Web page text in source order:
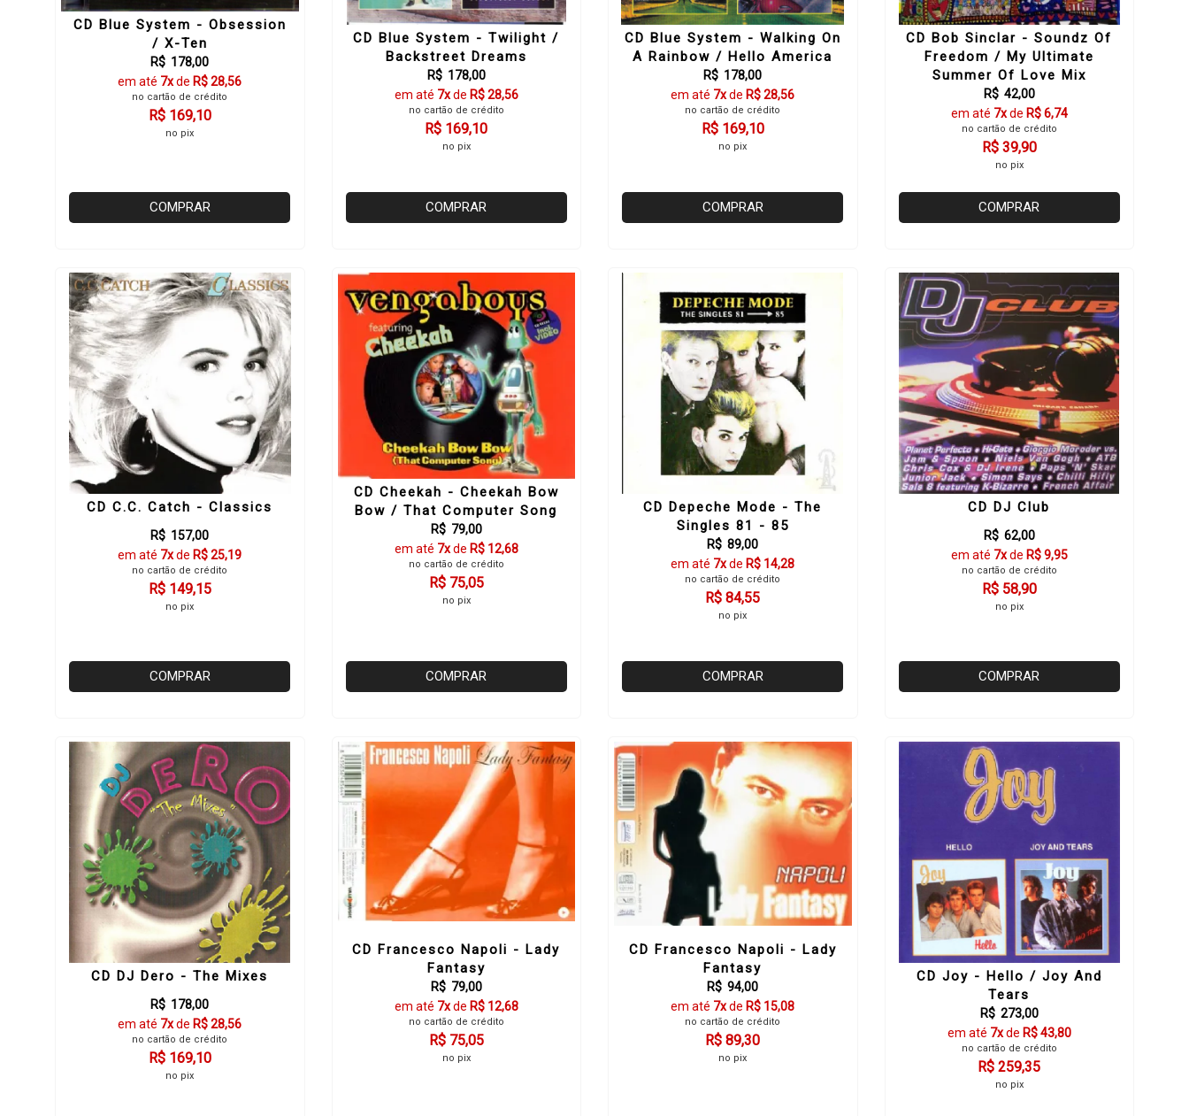
CD Blue System - Obsession
/ X-Ten
R$ 178,00
em até 7xde R$ 28,56
no cartão de crédito
R$ 169,10
no pix
COMPRAR
CD Blue System - Twilight /
Backstreet Dreams
R$ 178,00
em até 7xde R$ 28,56
no cartão de crédito
R$ 169,10
no pix
COMPRAR
CD Blue System - Walking On
A Rainbow / Hello America
R$ 178,00
em até 7xde R$ 28,56
no cartão de crédito
R$ 169,10
no pix
COMPRAR
CD Bob Sinclar - Soundz Of
Freedom / My Ultimate
Summer Of Love Mix
R$ 42,00
em até 7xde R$ 6,74
no cartão de crédito
R$ 39,90
no pix
COMPRAR
CD C.C. Catch - Classics
R$ 157,00
em até 7xde R$ 25,19
no cartão de crédito
R$ 149,15
no pix
COMPRAR
CD Cheekah - Cheekah Bow
Bow / That Computer Song
R$ 79,00
em até 7xde R$ 12,68
no cartão de crédito
R$ 75,05
no pix
COMPRAR
CD Depeche Mode - The
Singles 81 - 85
R$ 89,00
em até 7xde R$ 14,28
no cartão de crédito
R$ 84,55
no pix
COMPRAR
CD DJ Club
R$ 62,00
em até 7xde R$ 9,95
no cartão de crédito
R$ 58,90
no pix
COMPRAR
CD DJ Dero - The Mixes
R$ 178,00
em até 7xde R$ 28,56
no cartão de crédito
R$ 169,10
no pix
CD Francesco Napoli - Lady
Fantasy
R$ 79,00
em até 7xde R$ 12,68
no cartão de crédito
R$ 75,05
no pix
CD Francesco Napoli - Lady
Fantasy
R$ 94,00
em até 7xde R$ 15,08
no cartão de crédito
R$ 89,30
no pix
CD Joy - Hello / Joy And
Tears
R$ 273,00
em até 7xde R$ 43,80
no cartão de crédito
R$ 259,35
no pix